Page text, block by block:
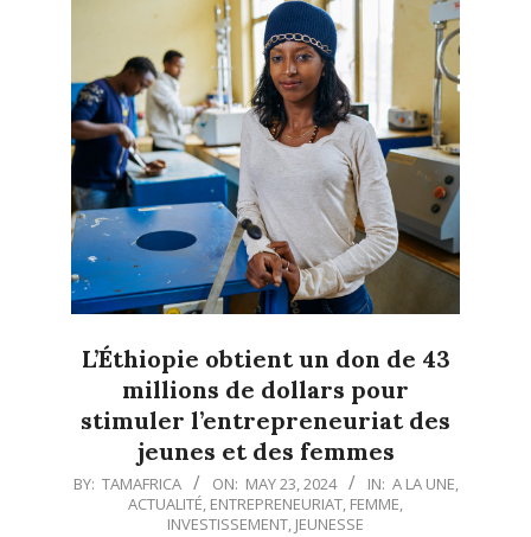
L’Éthiopie obtient un don de 43
millions de dollars pour
stimuler l’entrepreneuriat des
jeunes et des femmes
2024-
BY: TAMAFRICA ON: MAY 23, 2024 IN: A LA UNE,
ACTUALITÉ, ENTREPRENEURIAT, FEMME,
INVESTISSEMENT, JEUNESSE